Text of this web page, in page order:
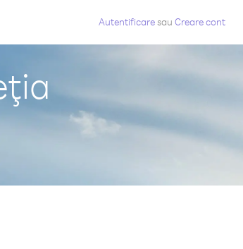
Autentificaresau Creare cont